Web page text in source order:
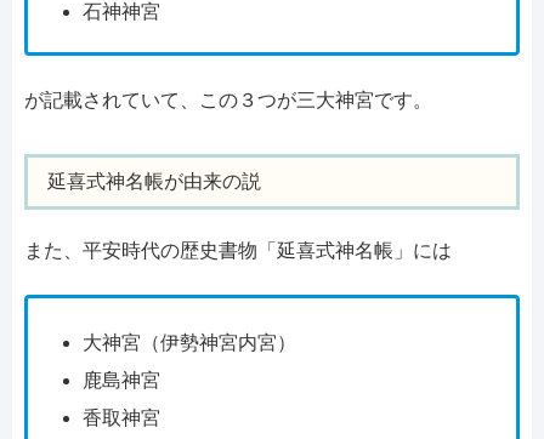
石神神宮
が記載されていて、この３つが三大神宮です。
延喜式神名帳が由来の説
また、平安時代の歴史書物「延喜式神名帳」には
大神宮（伊勢神宮内宮）
鹿島神宮
香取神宮